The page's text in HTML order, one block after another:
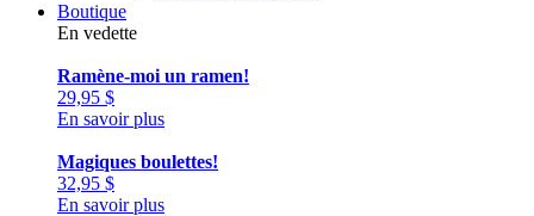
Boutique
En vedette
Ramène-moi un ramen!
29,95 $
En savoir plus
Magiques boulettes!
32,95 $
En savoir plus